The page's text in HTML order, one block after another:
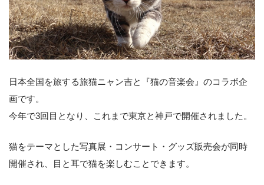
日本全国を旅する旅猫ニャン吉と『猫の音楽会』のコラボ企
画です。
今年で3回目となり、これまで東京と神戸で開催されました。
猫をテーマとした写真展・コンサート・グッズ販売会が同時
開催され、目と耳で猫を楽しむことできます。